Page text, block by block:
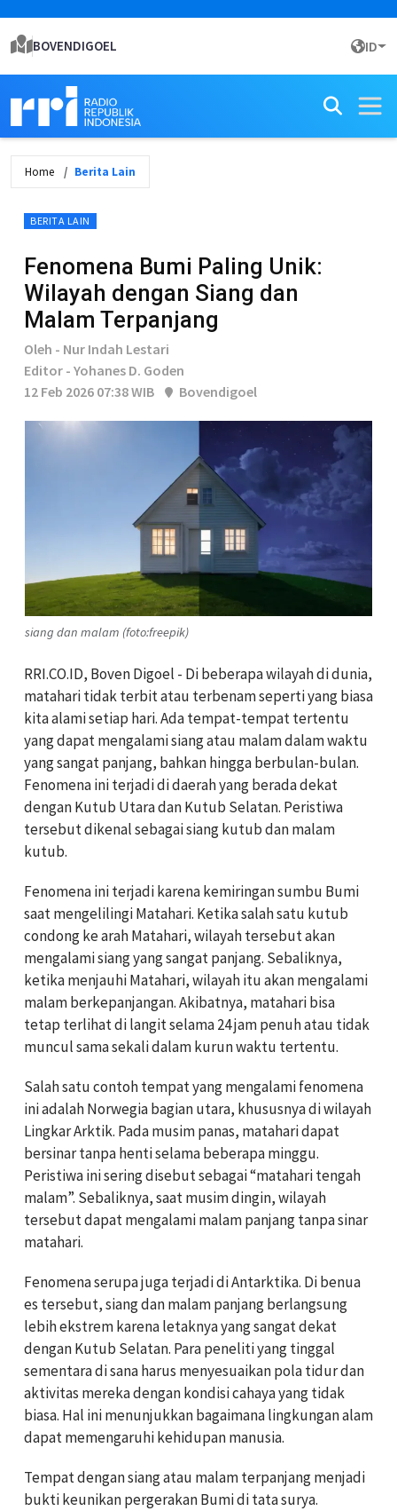
BOVENDIGOEL ID
Home Berita Lain
BERITA LAIN
Fenomena Bumi Paling Unik:
Wilayah dengan Siang dan
Malam Terpanjang
Oleh - Nur Indah Lestari
Editor - Yohanes D. Goden
12 Feb 2026 07:38 WIB
Bovendigoel
siang dan malam (foto:freepik)
RRI.CO.ID, Boven Digoel - Di beberapa wilayah di dunia,
matahari tidak terbit atau terbenam seperti yang biasa
kita alami setiap hari. Ada tempat-tempat tertentu
yang dapat mengalami siang atau malam dalam waktu
yang sangat panjang, bahkan hingga berbulan-bulan.
Fenomena ini terjadi di daerah yang berada dekat
dengan Kutub Utara dan Kutub Selatan. Peristiwa
tersebut dikenal sebagai siang kutub dan malam
kutub.
Fenomena ini terjadi karena kemiringan sumbu Bumi
saat mengelilingi Matahari. Ketika salah satu kutub
condong ke arah Matahari, wilayah tersebut akan
mengalami siang yang sangat panjang. Sebaliknya,
ketika menjauhi Matahari, wilayah itu akan mengalami
malam berkepanjangan. Akibatnya, matahari bisa
tetap terlihat di langit selama 24 jam penuh atau tidak
muncul sama sekali dalam kurun waktu tertentu.
Salah satu contoh tempat yang mengalami fenomena
ini adalah Norwegia bagian utara, khususnya di wilayah
Lingkar Arktik. Pada musim panas, matahari dapat
bersinar tanpa henti selama beberapa minggu.
Peristiwa ini sering disebut sebagai “matahari tengah
malam”. Sebaliknya, saat musim dingin, wilayah
tersebut dapat mengalami malam panjang tanpa sinar
matahari.
Fenomena serupa juga terjadi di Antarktika. Di benua
es tersebut, siang dan malam panjang berlangsung
lebih ekstrem karena letaknya yang sangat dekat
dengan Kutub Selatan. Para peneliti yang tinggal
sementara di sana harus menyesuaikan pola tidur dan
aktivitas mereka dengan kondisi cahaya yang tidak
biasa. Hal ini menunjukkan bagaimana lingkungan alam
dapat memengaruhi kehidupan manusia.
Tempat dengan siang atau malam terpanjang menjadi
bukti keunikan pergerakan Bumi di tata surya.